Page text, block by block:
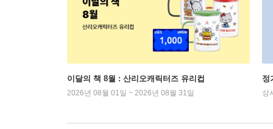
이달의 책 8월 : 산리오캐릭터즈 유리컵
2026년 08월 01일 ~ 2026년 08월 31일
정
상